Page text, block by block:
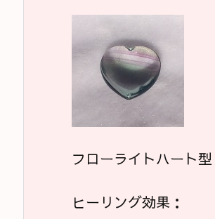
フローライトハート型
ヒーリング効果：